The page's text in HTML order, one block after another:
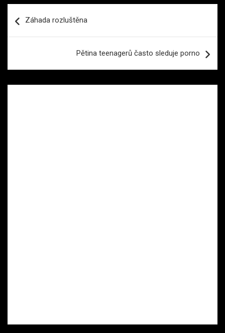
proZáhada rozluštěna
Pětina teenagerů často sleduje porno